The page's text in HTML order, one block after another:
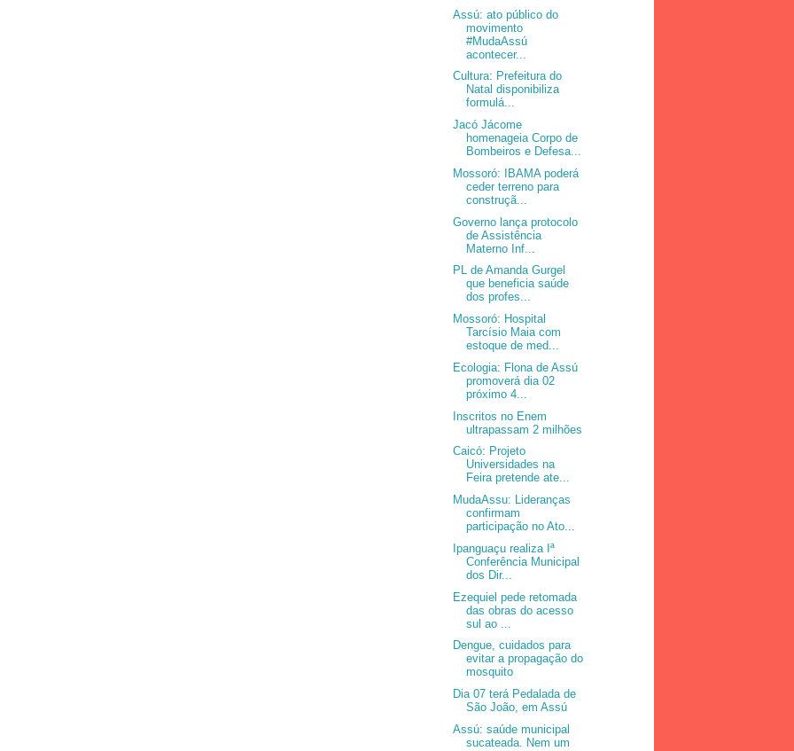
Assú: ato público do
movimento
#MudaAssú
acontecer...
Cultura: Prefeitura do
Natal disponibiliza
formulá...
Jacó Jácome
homenageia Corpo de
Bombeiros e Defesa...
Mossoró: IBAMA poderá
ceder terreno para
construçã...
Governo lança protocolo
de Assistência
Materno Inf...
PL de Amanda Gurgel
que beneficia saúde
dos profes...
Mossoró: Hospital
Tarcísio Maia com
estoque de med...
Ecologia: Flona de Assú
promoverá dia 02
próximo 4...
Inscritos no Enem
ultrapassam 2 milhões
Caicó: Projeto
Universidades na
Feira pretende ate...
MudaAssu: Lideranças
confirmam
participação no Ato...
Ipanguaçu realiza Iª
Conferência Municipal
dos Dir...
Ezequiel pede retomada
das obras do acesso
sul ao ...
Dengue, cuidados para
evitar a propagação do
mosquito
Dia 07 terá Pedalada de
São João, em Assú
Assú: saúde municipal
sucateada. Nem um